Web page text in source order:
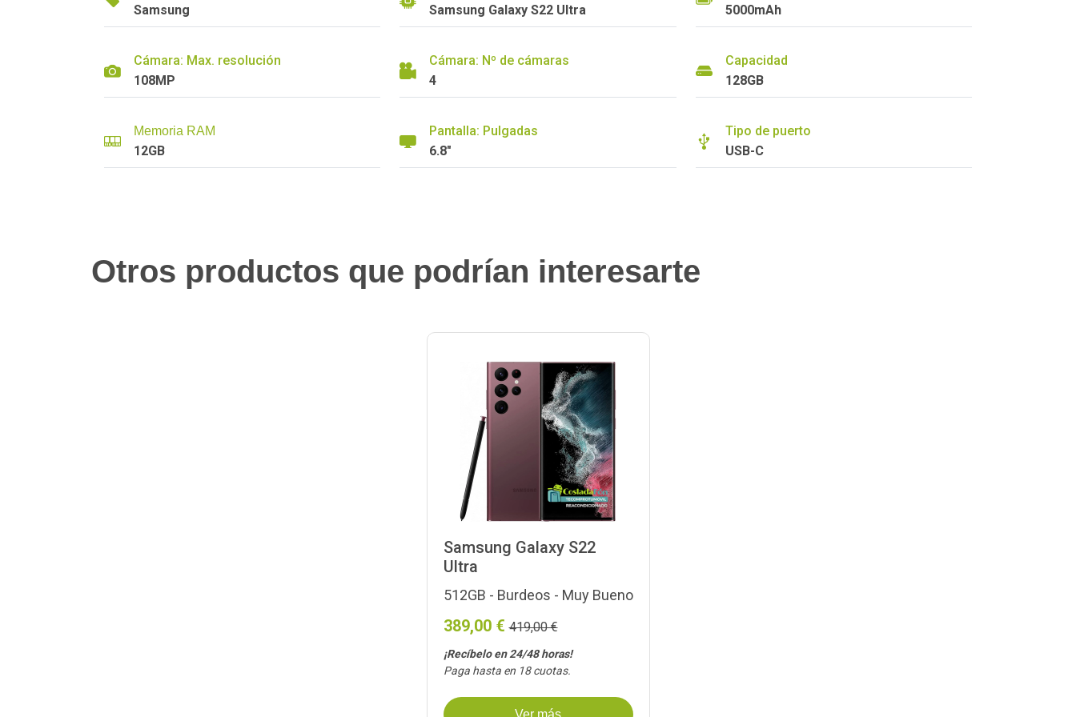
Samsung
Samsung Galaxy S22 Ultra
5000mAh
Cámara: Max. resolución
108MP
Cámara: Nº de cámaras
4
Capacidad
128GB
Memoria RAM
12GB
Pantalla: Pulgadas
6.8"
Tipo de puerto
USB-C
Otros productos que podrían interesarte
Samsung Galaxy S22
Ultra
512GB - Burdeos - Muy Bueno
389,00 € 419,00 €
¡Recíbelo en 24/48 horas!
Paga hasta en 18 cuotas.
Ver más